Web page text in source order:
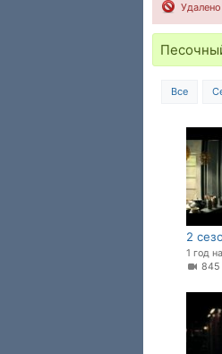
Все
2
1 год
845